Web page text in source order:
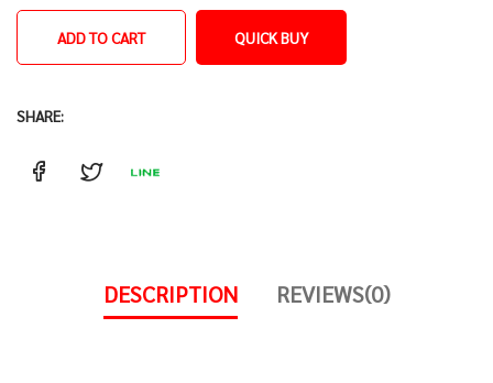
ADD TO CART QUICK BUY
SHARE:
DESCRIPTION REVIEWS(0)